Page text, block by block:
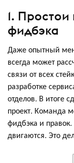
1.
фидбэка
Даже опытный
всегда может
связи от всех
разработке
отделов. В итоге
проект. Команда
фидбэка и
двигаются. Это